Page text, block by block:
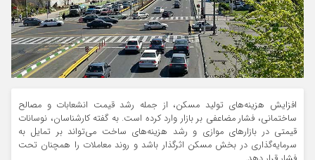
افزایش هزینه‌های تولید مسکن، از جمله رشد قیمت انشعابات و مصالح
ساختمانی، فشار مضاعفی بر بازار وارد کرده است. به گفته کارشناسان، نوسانات
قیمتی در بازارهای موازی و رشد هزینه‌های ساخت می‌تواند بر تمایل به
سرمایه‌گذاری در بخش مسکن اثرگذار باشد و روند معاملات را همچنان تحت